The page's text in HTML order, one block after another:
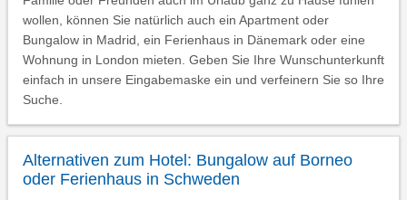
wollen, können Sie natürlich auch ein Apartment oder
Bungalow in Madrid, ein Ferienhaus in Dänemark oder eine
Wohnung in London mieten. Geben Sie Ihre Wunschunterkunft
einfach in unsere Eingabemaske ein und verfeinern Sie so Ihre
Suche.
Alternativen zum Hotel: Bungalow auf Borneo
oder Ferienhaus in Schweden